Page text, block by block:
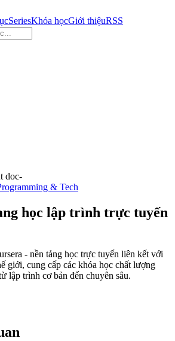
SeriesKhóa họcGiới thiệuRSS
doc-
& Tech
học lập trình trực tuyến
- nền tảng học trực tuyến liên kết với
giới, cung cấp các khóa học chất lượng
lập trình cơ bản đến chuyên sâu.